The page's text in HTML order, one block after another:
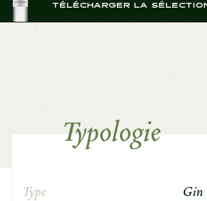
TÉLÉCHARGER LA
Typologie
Type
Gin